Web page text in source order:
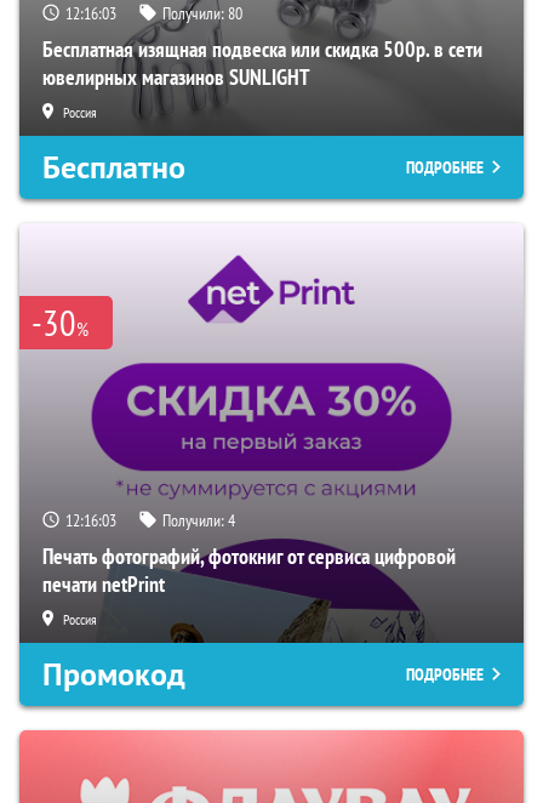
12:16:02 Получили:80
Бесплатная изящная подвеска или скидка 500р. в сети
ювелирных магазинов SUNLIGHT
Россия
Бесплатно ПОДРОБНЕЕ
-30%
12:16:02 Получили:4
Печать фотографий, фотокниг от сервиса цифровой
печати netPrint
Россия
Промокод ПОДРОБНЕЕ